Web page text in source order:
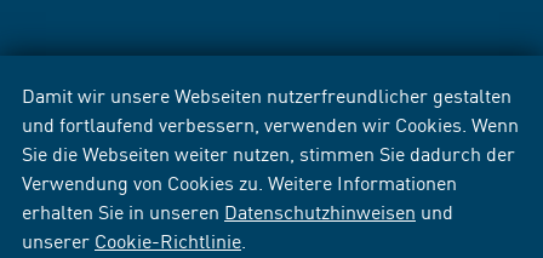
Damit wir unsere Webseiten nutzerfreundlicher gestalten
und fortlaufend verbessern, verwenden wir Cookies. Wenn
Sie die Webseiten weiter nutzen, stimmen Sie dadurch der
Verwendung von Cookies zu. Weitere Informationen
erhalten Sie in unseren Datenschutzhinweisen und
unserer Cookie-Richtlinie